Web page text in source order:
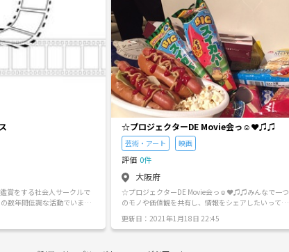
賞をする社会人サークルで
数年間低調な活動でいまし
い方が多数おり、大変申し
☆プロジェクターDE Movie会っ☺︎❤︎♫♫
芸術・アート 映画
評価 0件
大阪府
☆プロジェクターDE Movie会っ☺︎❤︎♫♫みんなで一つ
のモノや価値観を共有し、情報をシェアしたいってこ
レなBARを貸し切って、 プロジェクターを使って、 ホ
ットドックやポップコーン片手に映画を観る... 欧米か
更新日：2021年1月18日 22:45